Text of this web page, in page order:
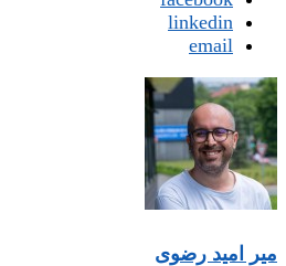
linkedin
email
میر امید رضوی